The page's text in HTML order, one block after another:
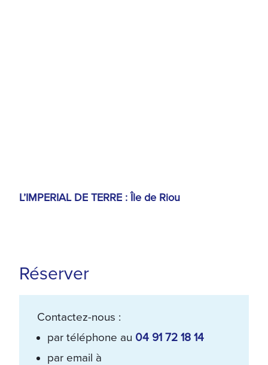
L’IMPERIAL DE TERRE : Île de Riou
Réserver
Contactez-nous :
par téléphone au 04 91 72 18 14
par email à